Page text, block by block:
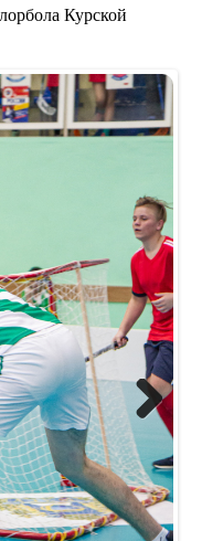
Курской
Next